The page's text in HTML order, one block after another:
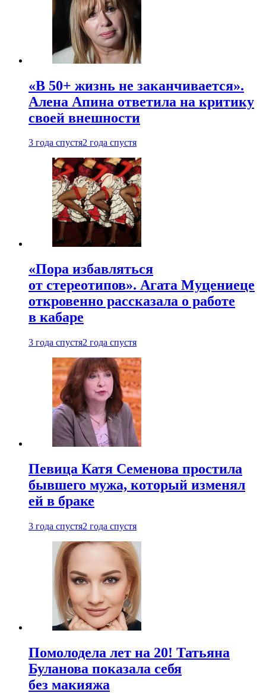
«В 50+ жизнь не заканчивается».
Алена Апина ответила на критику
своей внешности
3 года спустя2 года спустя
«Пора избавляться
от стереотипов». Агата Муцениеце
откровенно рассказала о работе
в кабаре
3 года спустя2 года спустя
Певица Катя Семенова простила
бывшего мужа, который изменял
ей в браке
3 года спустя2 года спустя
Помолодела лет на 20! Татьяна
Буланова показала себя
без макияжа